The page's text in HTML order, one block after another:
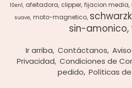
10en1 afeitadora clipper fijacion media
suave moto-magnetico
sin-amonico
Ir arriba Contáctanos
Privacidad Condiciones de
pedido Políticas